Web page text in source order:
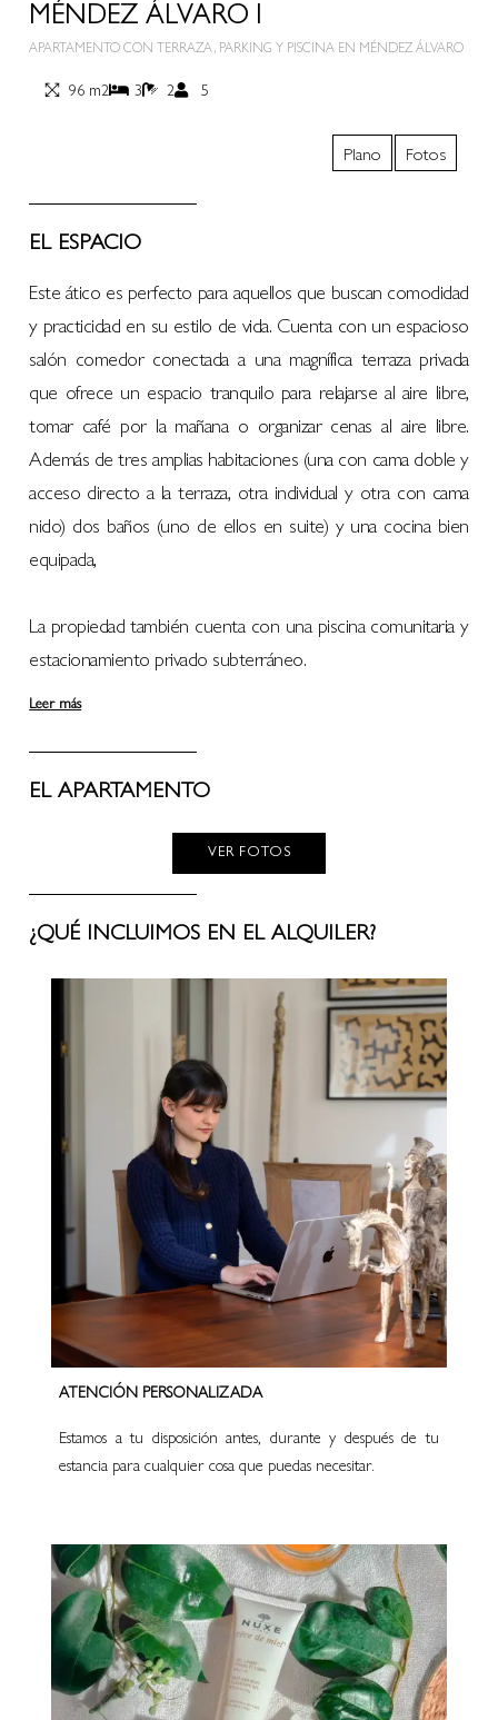
MÉNDEZ ÁLVARO I
APARTAMENTO CON TERRAZA, PARKING Y PISCINA EN MÉNDEZ ÁLVARO
96 m2 3 2 5
Plano Fotos
EL ESPACIO
Este ático es perfecto para aquellos que buscan comodidad
y practicidad en su estilo de vida. Cuenta con un espacioso
salón comedor conectada a una magnífica terraza privada
que ofrece un espacio tranquilo para relajarse al aire libre,
tomar café por la mañana o organizar cenas al aire libre.
Además de tres amplias habitaciones (una con cama doble y
acceso directo a la terraza, otra individual y otra con cama
nido) dos baños (uno de ellos en suite) y una cocina bien
equipada,
La propiedad también cuenta con una piscina comunitaria y
estacionamiento privado subterráneo.
Leer más
EL APARTAMENTO
VER FOTOS
¿QUÉ INCLUIMOS EN EL ALQUILER?
ATENCIÓN PERSONALIZADA
Estamos a tu disposición antes, durante y después de tu
estancia para cualquier cosa que puedas necesitar.